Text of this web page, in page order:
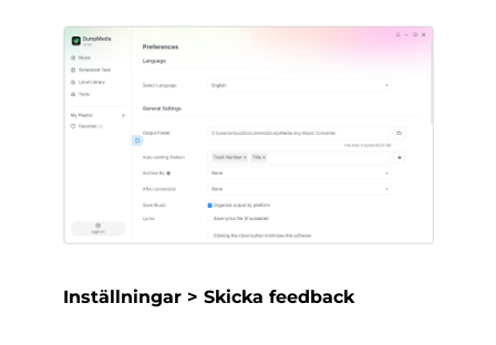
Inställningar > Skicka feedback